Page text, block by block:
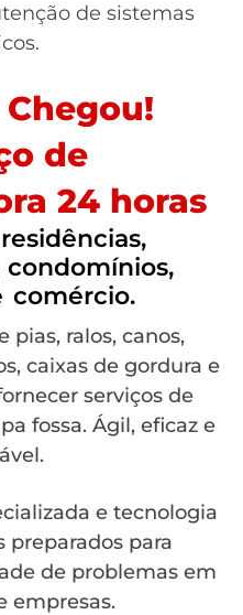
de sistemas
de
24 horas
comércio.
ralos, canos,
caixas de gordura e
serviços de
fossa. Ágil, eficaz e
e tecnologia
preparados para
de problemas em
empresas.